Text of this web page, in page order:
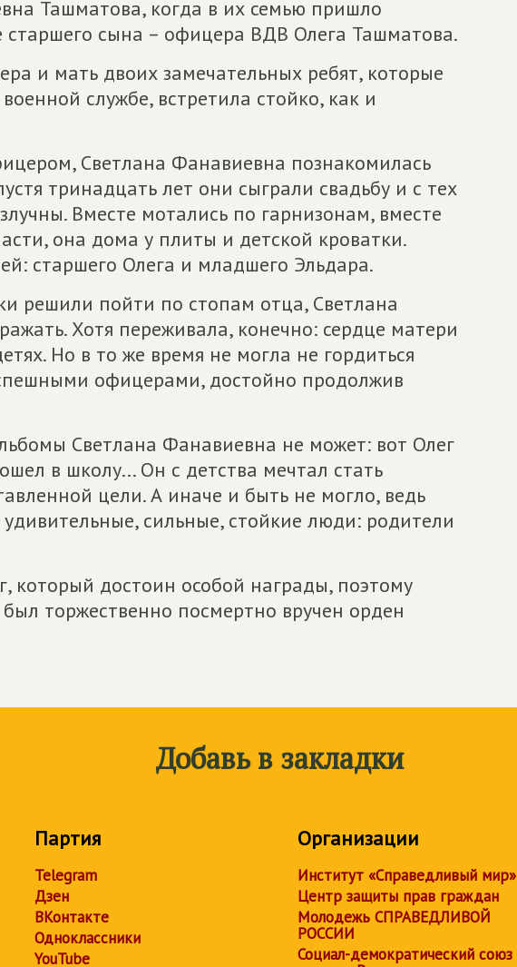
Ташматова, когда в их семью пришло
старшего сына – офицера ВДВ Олега Ташматова.
и мать двоих замечательных ребят, которые
службе, встретила стойко, как и
Светлана Фанавиевна познакомилась
тринадцать лет они сыграли свадьбу и с тех
Вместе мотались по гарнизонам, вместе
она дома у плиты и детской кроватки.
старшего Олега и младшего Эльдара.
решили пойти по стопам отца, Светлана
Хотя переживала, конечно: сердце матери
Но в то же время не могла не гордиться
офицерами, достойно продолжив
Светлана Фанавиевна не может: вот Олег
в школу... Он с детства мечтал стать
цели. А иначе и быть не могло, ведь
сильные, стойкие люди: родители
который достоин особой награды, поэтому
торжественно посмертно вручен орден
Добавь в закладки
Партия
Telegram
Дзен
ВКонтакте
Одноклассники
YouTube
Организации
Институт «Справедливый мир»
Центр защиты прав граждан
Молодежь СПРАВЕДЛИВОЙ
РОССИИ
Социал-демократический союз